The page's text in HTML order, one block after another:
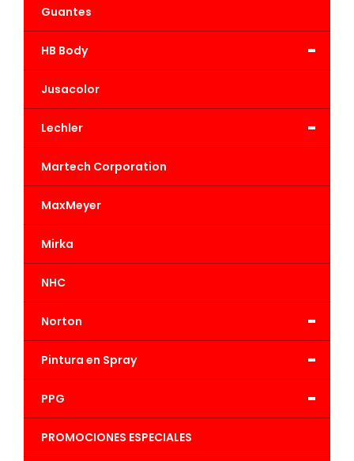
Guantes
-
HB Body
Jusacolor
-
Lechler
Martech Corporation
MaxMeyer
Mirka
NHC
-
Norton
-
Pintura en Spray
-
PPG
PROMOCIONES ESPECIALES